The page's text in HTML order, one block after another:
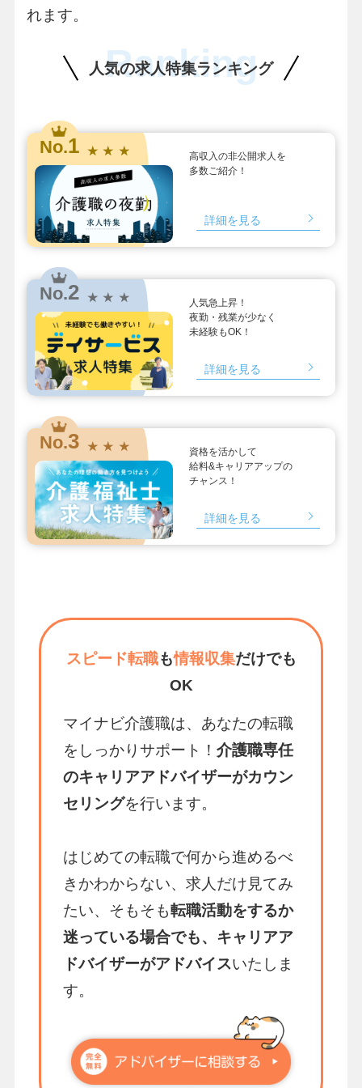
れます。
人気の求人特集ランキング
Ranking
No.1 ★ ★ ★
高収入の非公開求人を
多数ご紹介！
詳細を見る
No.2 ★ ★ ★
人気急上昇！
夜勤・残業が少なく
未経験もOK！
詳細を見る
No.3 ★ ★ ★
資格を活かして
給料&キャリアアップの
チャンス！
詳細を見る
スピード転職も情報収集だけでも
OK
マイナビ介護職は、あなたの転職
をしっかりサポート！ 介護職専任
のキャリアアドバイザーがカウン
セリングを行います。
はじめての転職で何から進めるべ
きかわからない、求人だけ見てみ
たい、そもそも転職活動をするか
迷っている場合でも、キャリアア
ドバイザーがアドバイスいたしま
す。